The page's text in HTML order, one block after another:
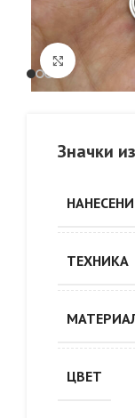
Click to
Значки
ТЕХНИКА
ЦВЕТ